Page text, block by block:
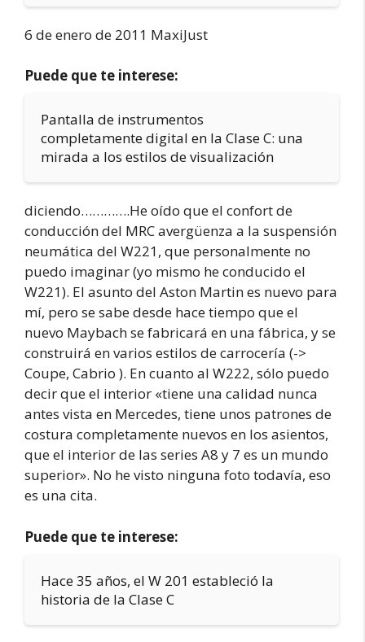
6 de enero de 2011 MaxiJust
Puede que te interese:
Pantalla de instrumentos
completamente digital en la Clase C: una
mirada a los estilos de visualización
diciendo………….He oído que el confort de
conducción del MRC avergüenza a la suspensión
neumática del W221, que personalmente no
puedo imaginar (yo mismo he conducido el
W221). El asunto del Aston Martin es nuevo para
mí, pero se sabe desde hace tiempo que el
nuevo Maybach se fabricará en una fábrica, y se
construirá en varios estilos de carrocería (->
Coupe, Cabrio ). En cuanto al W222, sólo puedo
decir que el interior «tiene una calidad nunca
antes vista en Mercedes, tiene unos patrones de
costura completamente nuevos en los asientos,
que el interior de las series A8 y 7 es un mundo
superior». No he visto ninguna foto todavía, eso
es una cita.
Puede que te interese:
Hace 35 años, el W 201 estableció la
historia de la Clase C